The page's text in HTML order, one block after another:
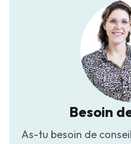
Besoin
As-tu besoin de